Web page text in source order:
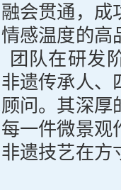
会贯通，成
感温度的高
团队在研发
遗传承人、
问。其深厚
一件微景观
遗技艺在方